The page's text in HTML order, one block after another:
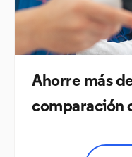
Ahorre más
comparación